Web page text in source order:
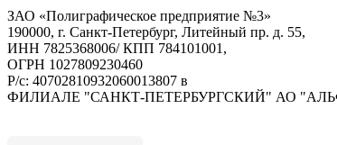
ЗАО «Полиграфическое предприятие №3»
190000, г. Санкт-Петербург, Литейный пр. д. 55,
ИНН 7825368006/ КПП 784101001,
ОГРН 1027809230460
Р/с: 40702810932060013807 в
ФИЛИАЛЕ "САНКТ-ПЕТЕРБУРГСКИЙ" АО